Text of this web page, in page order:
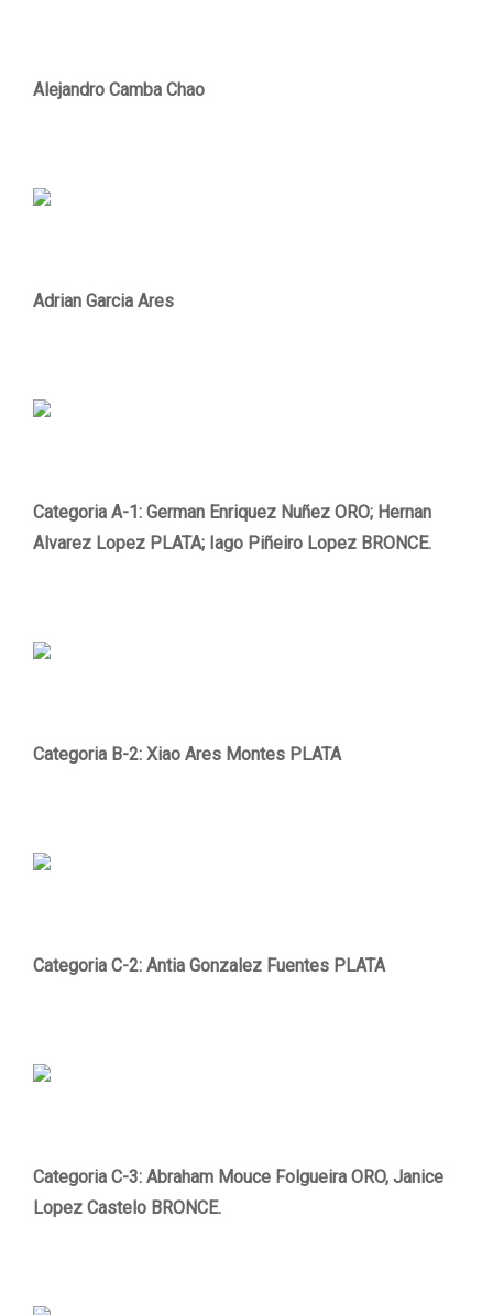
Alejandro Camba Chao
Adrian Garcia Ares
Categoria A-1: German Enriquez Nuñez ORO; Hernan
Alvarez Lopez PLATA; Iago Piñeiro Lopez BRONCE.
Categoria B-2: Xiao Ares Montes PLATA
Categoria C-2: Antia Gonzalez Fuentes PLATA
Categoria C-3: Abraham Mouce Folgueira ORO, Janice
Lopez Castelo BRONCE.